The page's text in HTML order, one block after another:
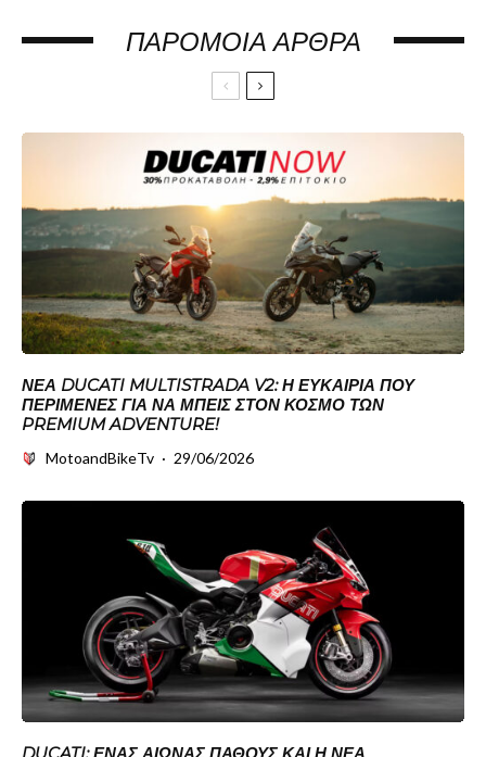
ΠΑΡΌΜΟΙΑ ΆΡΘΡΑ
ΝΈΑ DUCATI MULTISTRADA V2: Η ΕΥΚΑΙΡΊΑ ΠΟΥ
ΠΕΡΊΜΕΝΕΣ ΓΙΑ ΝΑ ΜΠΕΙΣ ΣΤΟΝ ΚΌΣΜΟ ΤΩΝ
PREMIUM ADVENTURE!
MotoandBikeTv · 29/06/2026